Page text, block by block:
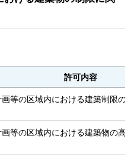
許可内容
等の区域内における建築制限の
等の区域内における建築物の高